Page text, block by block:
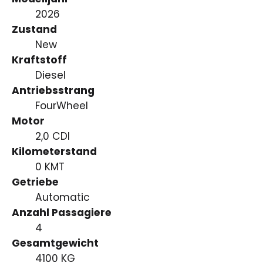
2026
Zustand
New
Kraftstoff
Diesel
Antriebsstrang
FourWheel
Motor
2,0 CDI
Kilometerstand
0 KMT
Getriebe
Automatic
Anzahl Passagiere
4
Gesamtgewicht
4100 KG